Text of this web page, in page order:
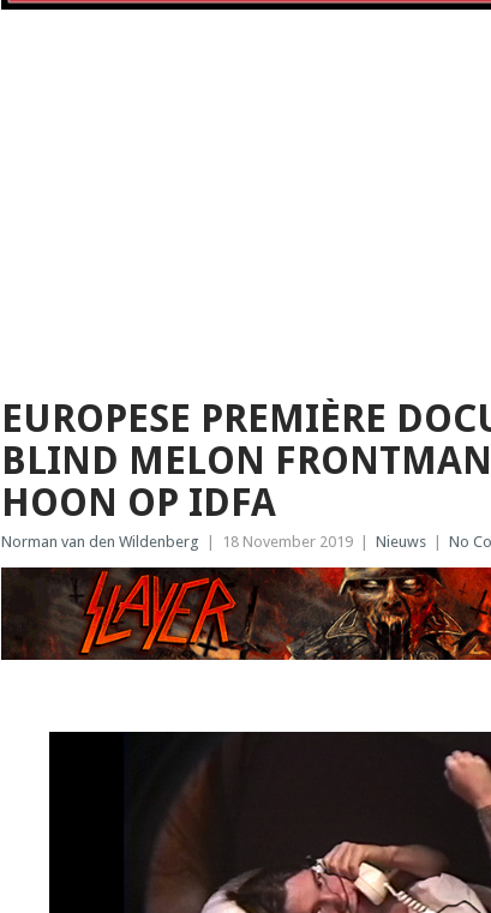
EUROPESE PREMIÈRE
BLIND MELON
HOON OP IDFA
Norman van den Wildenberg 18 November 2019 Nieuws No